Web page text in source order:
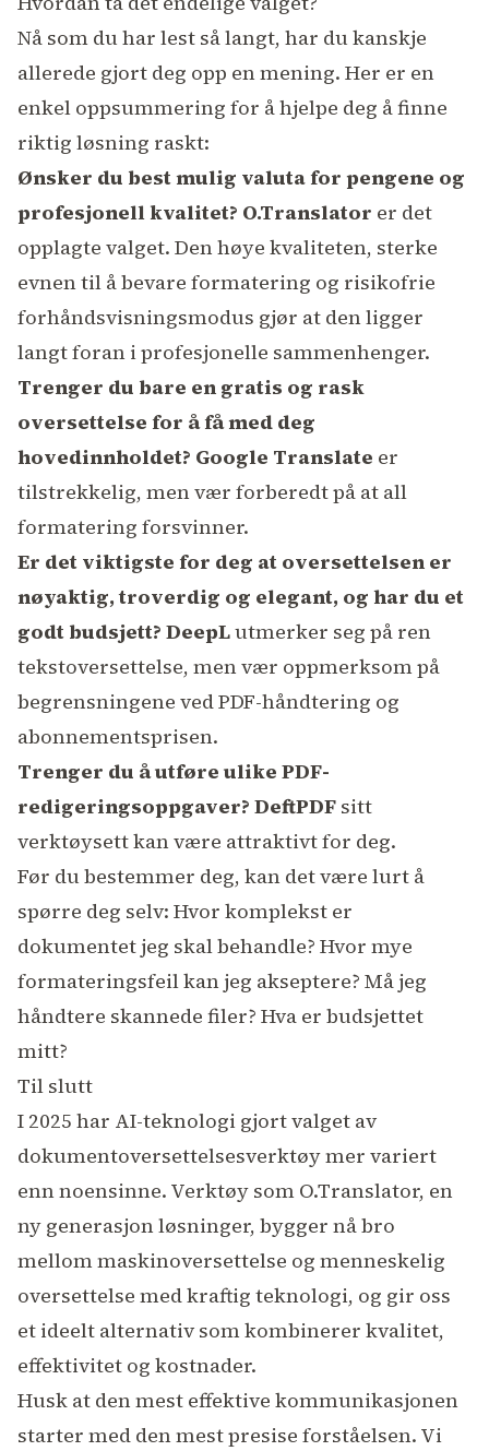
Nå som du har lest så langt, har du kanskje
allerede gjort deg opp en mening. Her er en
enkel oppsummering for å hjelpe deg å finne
riktig løsning raskt:
Ønsker du best mulig valuta for pengene og
profesjonell kvalitet? O.Translator er det
opplagte valget. Den høye kvaliteten, sterke
evnen til å bevare formatering og risikofrie
forhåndsvisningsmodus gjør at den ligger
langt foran i profesjonelle sammenhenger.
Trenger du bare en gratis og rask
oversettelse for å få med deg
hovedinnholdet? Google Translate er
tilstrekkelig, men vær forberedt på at all
formatering forsvinner.
Er det viktigste for deg at oversettelsen er
nøyaktig, troverdig og elegant, og har du et
godt budsjett? DeepLutmerker seg på ren
tekstoversettelse, men vær oppmerksom på
begrensningene ved PDF-håndtering og
abonnementsprisen.
Trenger du å utføre ulike PDF-
redigeringsoppgaver? DeftPDF sitt
verktøysett kan være attraktivt for deg.
Før du bestemmer deg, kan det være lurt å
spørre deg selv: Hvor komplekst er
dokumentet jeg skal behandle? Hvor mye
formateringsfeil kan jeg akseptere? Må jeg
håndtere skannede filer? Hva er budsjettet
mitt?
Til slutt
I 2025 har AI-teknologi gjort valget av
dokumentoversettelsesverktøy mer variert
enn noensinne. Verktøy som O.Translator, en
ny generasjon løsninger, bygger nå bro
mellom maskinoversettelse og menneskelig
oversettelse med kraftig teknologi, og gir oss
et ideelt alternativ som kombinerer kvalitet,
effektivitet og kostnader.
Husk at den mest effektive kommunikasjonen
starter med den mest presise forståelsen. Vi